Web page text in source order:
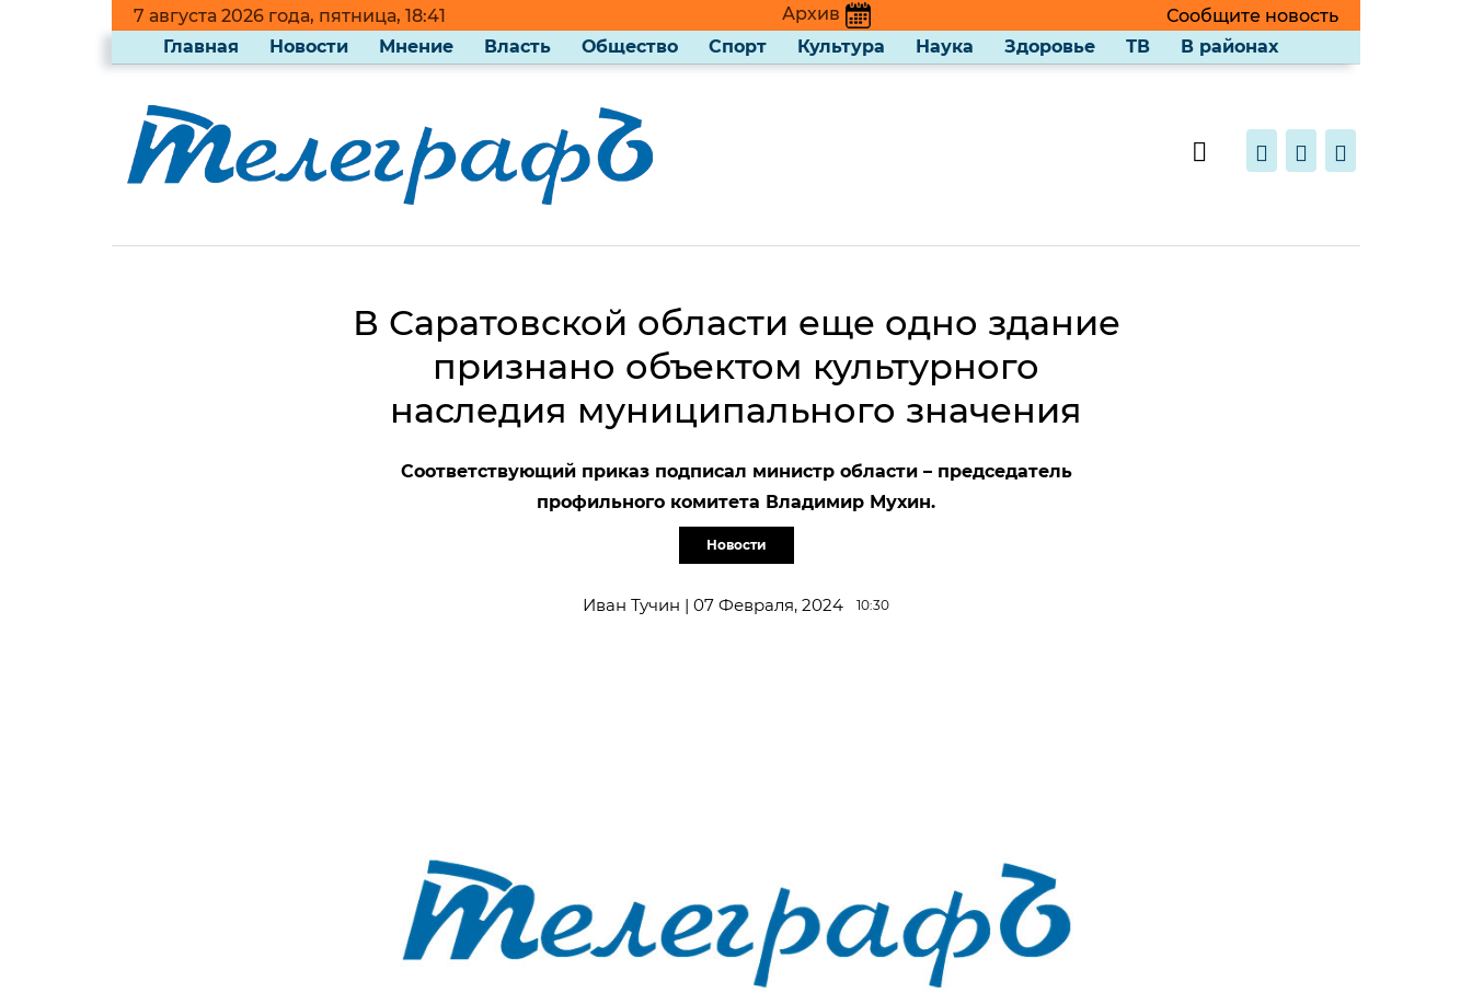
7 августа 2026 года, пятница, 18:41 Архив
Сообщите новость
Главная
Новости Мнение Власть Общество Спорт Культура Наука Здоровье ТВ В районах
В Саратовской области еще одно здание
признано объектом культурного
наследия муниципального значения
Соответствующий приказ подписал министр области – председатель
профильного комитета Владимир Мухин.
Новости
Иван Тучин | 07 Февраля, 2024 10:30